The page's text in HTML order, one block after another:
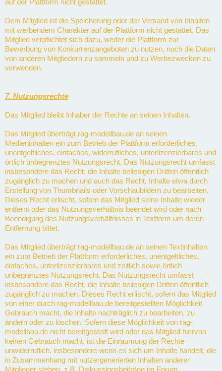
auf der Plattform nicht gestattet.
Dem Mitglied ist die Speicherung oder der Versand von Inhalten
mit werbendem Charakter auf der Plattform nicht gestattet. Das
Mitglied verpflichtet sich dazu, weder die Plattform zur
Bewerbung von Konkurrenzangeboten zu nutzen, noch die Daten
von anderen Mitgliedern zu sammeln und zu Werbezwecken zu
verwenden.
7. Nutzungsrechte
Das Mitglied bleibt Inhaber der Rechte an seinen Inhalten.
Das Mitglied überträgt rag-modellbau.de an seinen
Medieninhalten ein zum Betrieb der Plattform erforderliches,
unentgeltliches, einfaches, widerrufliches, unterlizenzierbares und
örtlich unbegrenztes Nutzungsrecht. Das Nutzungsrecht umfasst
insbesondere das Recht, die Inhalte beliebigen Dritten öffentlich
zugänglich zu machen und auch das Recht, Inhalte etwa durch
Erstellung von Thumbnails oder Vorschaubildern zu bearbeiten.
Dieses Recht erlischt, sofern das Mitglied seine Inhalte wieder
entfernt oder das Nutzungsverhältnis beendet wird oder nach
Beendigung des Nutzungsverhältnisses in Textform um deren
Entfernung bittet.
Das Mitglied überträgt rag-modellbau.de an seinen Textinhalten
ein zum Betrieb der Plattform erforderliches, unentgeltliches,
einfaches, unterlizenzierbares und zeitlich sowie örtlich
unbegrenztes Nutzungsrecht. Das Nutzungsrecht umfasst
insbesondere das Recht, die Inhalte beliebigen Dritten öffentlich
zugänglich zu machen. Dieses Recht erlischt, sofern das Mitglied
von einer durch rag-modellbau.de bereitgestellten Möglichkeit
Gebrauch macht, die Inhalte nachträglich zu bearbeiten, zu
ändern oder zu löschen. Sofern diese Möglichkeit von rag-
modellbau.de nicht bereitgestellt wird oder das Mitglied hiervon
keinen Gebrauch macht, ist die Einräumung der Rechte
unwiderruflich, insbesondere wenn es sich um Inhalte handelt, die
in Zusammenhang mit nutzergenerierten Inhalten anderer
Mitglieder stehen, z.B. Diskussionsbeiträge im Forum.